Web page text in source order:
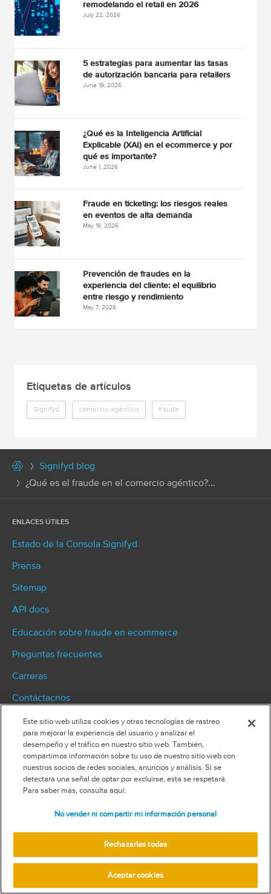
remodelando el retail en 2026
July 22, 2026
5 estrategias para aumentar las tasas
de autorización bancaria para retailers
June 19, 2026
¿Qué es la Inteligencia Artificial
Explicable (XAI) en el ecommerce y por
qué es importante?
June 1, 2026
Fraude en ticketing: los riesgos reales
en eventos de alta demanda
May 19, 2026
Prevención de fraudes en la
experiencia del cliente: el equilibrio
entre riesgo y rendimiento
May 7, 2026
Etiquetas de artículos
Signifyd comércio agéntico fraude
Signifyd blog
¿Qué es el fraude en el comercio agéntico?...
ENLACES ÚTILES
Estado de la Consola Signifyd
Prensa
Sitemap
API docs
Educación sobre fraude en ecommerce
Preguntas frecuentes
Carreras
Contáctacnos
Seguridad y compliance
Términos y condiciones
Términos del Sítio Web
Uso aceptable
Privacidad
Aviso de privacidad de datos de California
Este sitio web utiliza cookies y otras tecnologías de rastreo
para mejorar la experiencia del usuario y analizar el
desempeño y el tráfico en nuestro sitio web. También,
compartimos información sobre tu uso de nuestro sitio web con
nuestros socios de redes sociales, anuncios y análisis. Si se
detectara una señal de optar por excluirse, esta se respetará.
Para saber más, consulta aquí:
No vender ni compartir mi información personal
Rechazarlas todas
Aceptar cookies